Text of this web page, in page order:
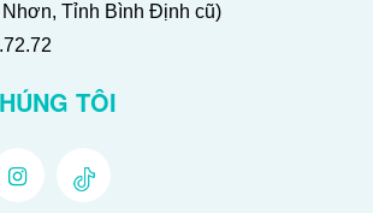
Nhơn, Tỉnh Bình Định cũ)
TÔI